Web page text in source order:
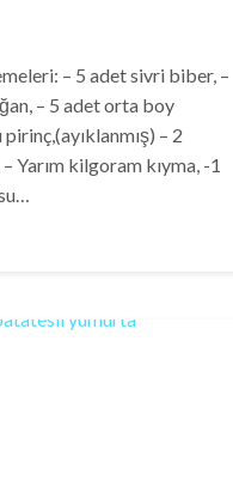
– 5 adet sivri biber, –
– 5 adet orta boy
– 2
Yarım kilgoram kıyma, -1